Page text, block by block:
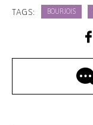
TAGS: BOURJOIS